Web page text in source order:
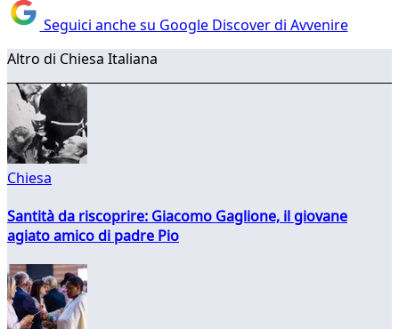
Seguici anche su Google Discover di Avvenire
Altro di Chiesa Italiana
Chiesa
Santità da riscoprire: Giacomo Gaglione, il giovane
agiato amico di padre Pio